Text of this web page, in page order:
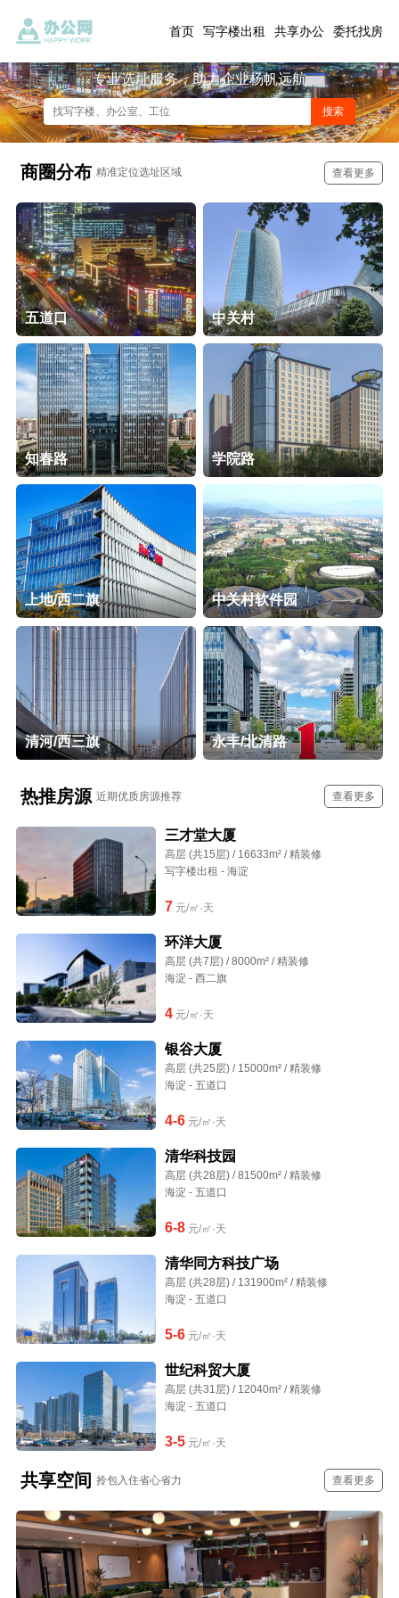
首页 写字楼出租 共享办公 委托找房
专业选址服务，助力企业杨帆远航
商圈分布 精准定位选址区域 查看更多
五道口 中关村
知春路 学院路
上地/西二旗 中关村软件园
清河/西三旗 永丰/北清路
热推房源 近期优质房源推荐 查看更多
三才堂大厦
高层 (共15层) / 16633m² / 精装修
写字楼出租 - 海淀
7 元/㎡·天
环洋大厦
高层 (共7层) / 8000m² / 精装修
海淀 - 西二旗
4元/㎡·天
银谷大厦
高层 (共25层) / 15000m² / 精装修
海淀 - 五道口
4-6元/㎡·天
清华科技园
高层 (共28层) / 81500m² / 精装修
海淀 - 五道口
6-8元/㎡·天
清华同方科技广场
高层 (共28层) / 131900m² / 精装修
海淀 - 五道口
5-6元/㎡·天
世纪科贸大厦
高层 (共31层) / 12040m² / 精装修
海淀 - 五道口
3-5元/㎡·天
共享空间 拎包入住省心省力 查看更多